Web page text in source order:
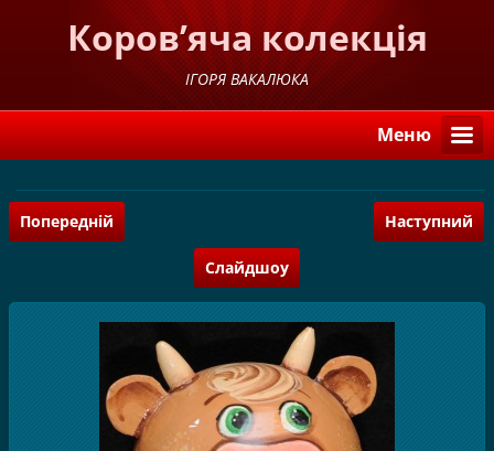
Коров’яча колекція
ІГОРЯ ВАКАЛЮКА
Меню
Попередній Наступний
Слайдшоу